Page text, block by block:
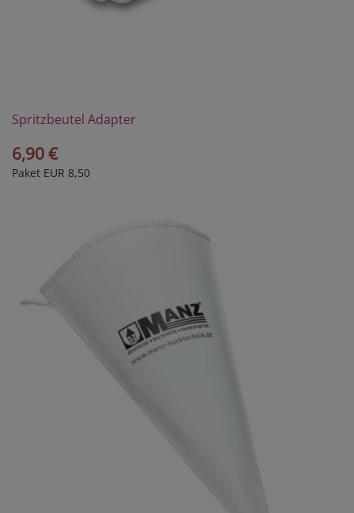
Spritzbeutel Adapter
6,90 €
Paket EUR 8,50